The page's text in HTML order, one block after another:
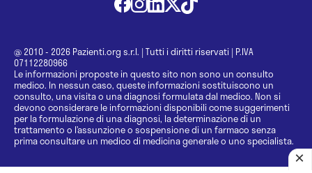
@ 2010 - 2026 Pazienti.org s.r.l. | Tutti i diritti riservati | P.IVA
07112280966
Le informazioni proposte in questo sito non sono un consulto
medico. In nessun caso, queste informazioni sostituiscono un
consulto, una visita o una diagnosi formulata dal medico. Non si
devono considerare le informazioni disponibili come suggerimenti
per la formulazione di una diagnosi, la determinazione di un
trattamento o l’assunzione o sospensione di un farmaco senza
prima consultare un medico di medicina generale o uno specialista.